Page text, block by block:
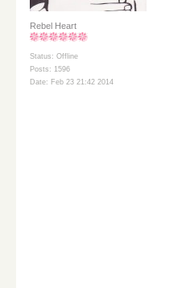
Rebel Heart
Status: Offline
Posts: 1596
Date: Feb 23 21:42 2014